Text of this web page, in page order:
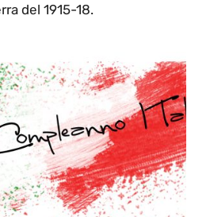
del 1915-18.